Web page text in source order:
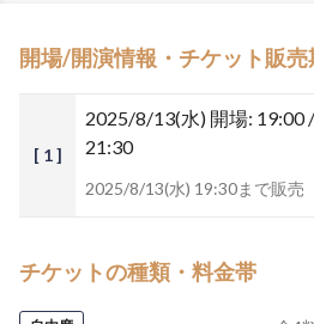
開場/開演情報・チケット販売
[ 1 ]
2025/8/13(水) 開場: 19:00
21:30
2025/8/13(水) 19:30まで販売
チケットの種類・料金帯